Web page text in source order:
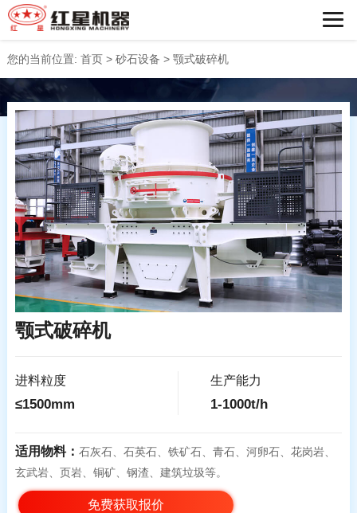
您的当前位置: 首页> 砂石设备 > 颚式破碎机
颚式破碎机
进料粒度
≤1500mm
生产能力
1-1000t/h
适用物料： 石灰石、石英石、铁矿石、青石、河卵石、花岗岩、
玄武岩、页岩、铜矿、钢渣、建筑垃圾等。
免费获取报价